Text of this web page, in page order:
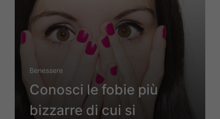
Benessere
Conosci le fobie più
bizzarre di cui si